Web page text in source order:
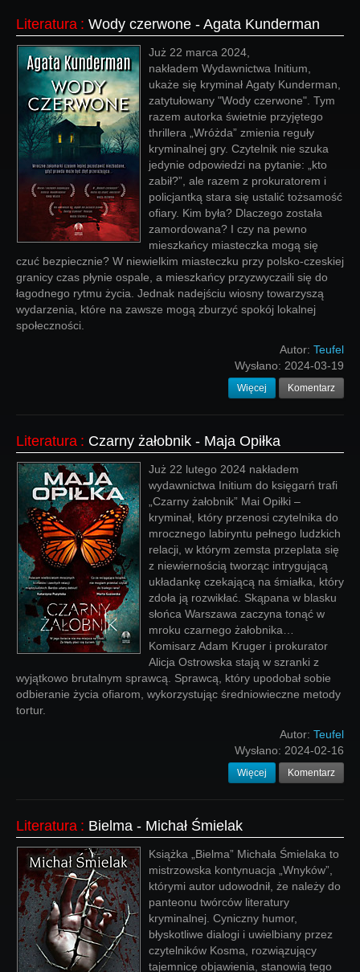
Literatura : Wody czerwone - Agata Kunderman
Już 22 marca 2024,
nakładem Wydawnictwa Initium,
ukaże się kryminał Agaty Kunderman,
zatytułowany "Wody czerwone". Tym
razem autorka świetnie przyjętego
thrillera „Wróżda” zmienia reguły
kryminalnej gry. Czytelnik nie szuka
jedynie odpowiedzi na pytanie: „kto
zabił?”, ale razem z prokuratorem i
policjantką stara się ustalić tożsamość
ofiary. Kim była? Dlaczego została
zamordowana? I czy na pewno
mieszkańcy miasteczka mogą się
czuć bezpiecznie? W niewielkim miasteczku przy polsko-czeskiej
granicy czas płynie ospale, a mieszkańcy przyzwyczaili się do
łagodnego rytmu życia. Jednak nadejściu wiosny towarzyszą
wydarzenia, które na zawsze mogą zburzyć spokój lokalnej
społeczności.
Autor: Teufel
Wysłano: 2024-03-19
Więcej Komentarz
Literatura : Czarny żałobnik - Maja Opiłka
Już 22 lutego 2024 nakładem
wydawnictwa Initium do księgarń trafi
„Czarny żałobnik” Mai Opiłki –
kryminał, który przenosi czytelnika do
mrocznego labiryntu pełnego ludzkich
relacji, w którym zemsta przeplata się
z niewiernością tworząc intrygującą
układankę czekającą na śmiałka, który
zdoła ją rozwikłać. Skąpana w blasku
słońca Warszawa zaczyna tonąć w
mroku czarnego żałobnika…
Komisarz Adam Kruger i prokurator
Alicja Ostrowska stają w szranki z
wyjątkowo brutalnym sprawcą. Sprawcą, który upodobał sobie
odbieranie życia ofiarom, wykorzystując średniowieczne metody
tortur.
Autor: Teufel
Wysłano: 2024-02-16
Więcej Komentarz
Literatura : Bielma - Michał Śmielak
Książka „Bielma” Michała Śmielaka to
mistrzowska kontynuacja „Wnyków”,
którymi autor udowodnił, że należy do
panteonu twórców literatury
kryminalnej. Cyniczny humor,
błyskotliwe dialogi i uwielbiany przez
czytelników Kosma, rozwiązujący
tajemnicę objawienia, stanowią tego